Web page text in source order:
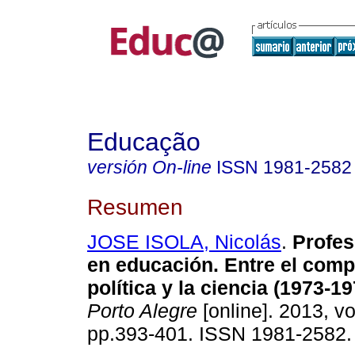
Educação
versión On-line ISSN 1981-2582
Resumen
JOSE ISOLA, Nicolás.
en educación. Entre el
política y la ciencia (1973-
Porto Alegre [online]. 2013,
pp.393-401. ISSN 1981-2582.